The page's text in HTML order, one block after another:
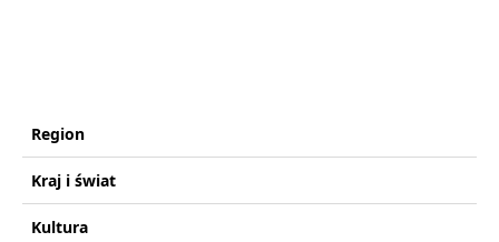
Region
Kraj i świat
Kultura